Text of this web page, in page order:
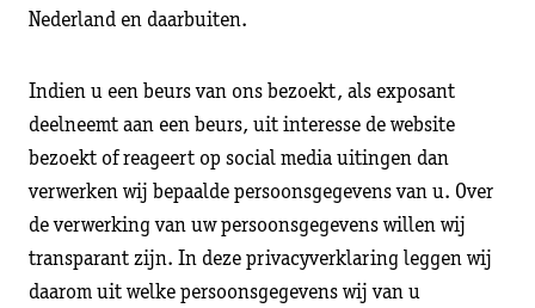
Nederland en daarbuiten.
Indien u een beurs van ons bezoekt, als exposant
deelneemt aan een beurs, uit interesse de website
bezoekt of reageert op social media uitingen dan
verwerken wij bepaalde persoonsgegevens van u. Over
de verwerking van uw persoonsgegevens willen wij
transparant zijn. In deze privacyverklaring leggen wij
daarom uit welke persoonsgegevens wij van u